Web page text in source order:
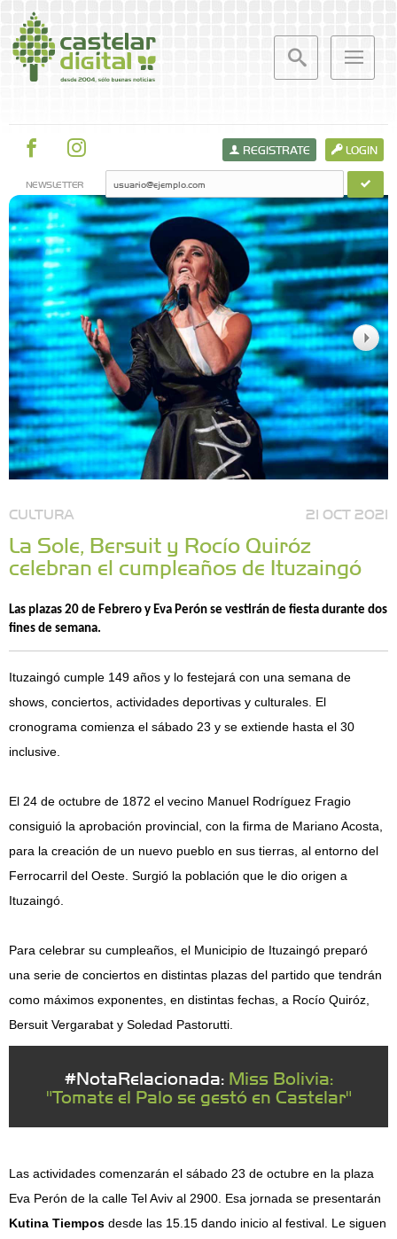
LOGIN
REGISTRATE
NEWSLETTER
CULTURA 21 OCT 2021
La Sole, Bersuit y Rocío Quiróz
celebran el cumpleaños de Ituzaingó
Las plazas 20 de Febrero y Eva Perón se vestirán de fiesta durante dos
fines de semana.
Ituzaingó cumple 149 años y lo festejará con una semana de
shows, conciertos, actividades deportivas y culturales. El
cronograma comienza el sábado 23 y se extiende hasta el 30
inclusive.
El 24 de octubre de 1872 el vecino Manuel Rodríguez Fragio
consiguió la aprobación provincial, con la firma de Mariano Acosta,
para la creación de un nuevo pueblo en sus tierras, al entorno del
Ferrocarril del Oeste. Surgió la población que le dio origen a
Ituzaingó.
Para celebrar su cumpleaños, el Municipio de Ituzaingó preparó
una serie de conciertos en distintas plazas del partido que tendrán
como máximos exponentes, en distintas fechas, a Rocío Quiróz,
Bersuit Vergarabat y Soledad Pastorutti.
#NotaRelacionada: Miss Bolivia:
"Tomate el Palo se gestó en Castelar"
Las actividades comenzarán el sábado 23 de octubre en la plaza
Eva Perón de la calle Tel Aviv al 2900. Esa jornada se presentarán
Kutina Tiempos desde las 15.15 dando inicio al festival. Le siguen